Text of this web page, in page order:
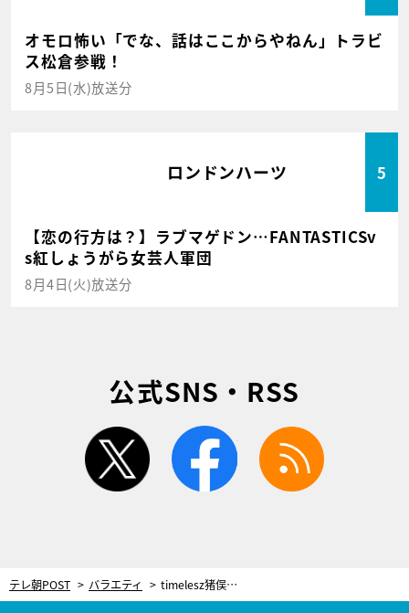
オモロ怖い「でな、話はここからやねん」トラビ
ス松倉参戦！
8月5日(水)放送分
ロンドンハーツ 5
【恋の行方は？】ラブマゲドン…FANTASTICSv
s紅しょうがら女芸人軍団
8月4日(火)放送分
公式SNS・RSS
twitter facebook
テレ朝POST バラエティ timelesz猪俣、違反発覚か…クイズのルールを根底から揺るがす“珍事件”が発生！